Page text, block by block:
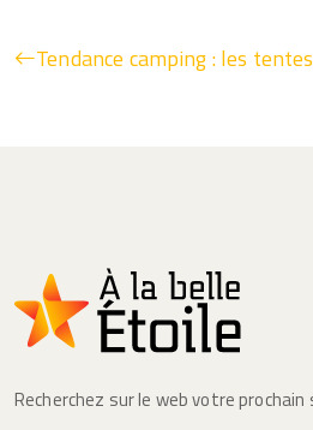
Tendance camping : les
Recherchez sur le web votre